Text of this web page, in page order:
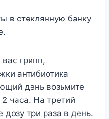
в стеклянную банку
грипп,
антибиотика
день возьмите
часа. На третий
три раза в день.